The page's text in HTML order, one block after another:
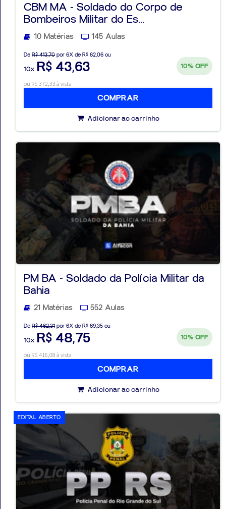
CBM MA - Soldado do Corpo de
Bombeiros Militar do Es...
10 Matérias 145 Aulas
De R$ 413,70 por 6X de R$ 62,06 ou
10x R$ 43,63 10% OFF
ou R$ 372,33 à vista
COMPRAR
Adicionar ao carrinho
PM BA - Soldado da Polícia Militar da
Bahia
21 Matérias 552 Aulas
De R$ 462,31 por 6X de R$ 69,35 ou
10x R$ 48,75 10% OFF
ou R$ 416,08 à vista
COMPRAR
Adicionar ao carrinho
EDITAL ABERTO